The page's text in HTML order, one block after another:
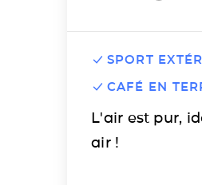
SPORT
CAFÉ EN
L'air est pur,
air !